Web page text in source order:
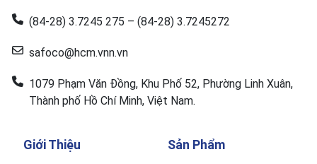
(84-28) 3.7245 275 – (84-28) 3.7245272
safoco@hcm.vnn.vn
1079 Phạm Văn Đồng, Khu Phố 52, Phường Linh Xuân,
Thành phố Hồ Chí Minh, Việt Nam.
Giới Thiệu Sản Phẩm